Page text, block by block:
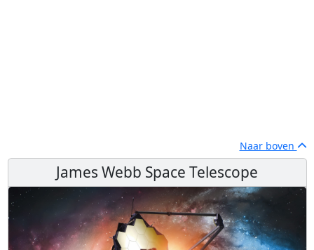
Naar boven
James Webb Space Telescope